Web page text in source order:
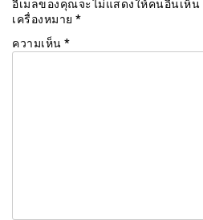
อีเมลของคุณจะไม่แสดงให้คนอื่นเห็น
เครื่องหมาย *
ความเห็น *